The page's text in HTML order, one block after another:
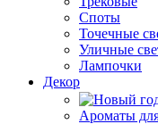
Споты
Точечные
Уличные
Лампочки
Декор
Ароматы